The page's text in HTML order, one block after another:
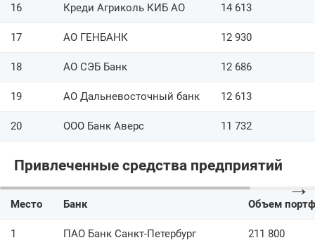
16 Креди Агриколь КИБ АО 14 613
17 АО ГЕНБАНК 12 930
18 АО СЭБ Банк 12 686
19 АО Дальневосточный банк 12 613
20 ООО Банк Аверс 11 732
Привлеченные средства предприятий
→
Место Банк Объем
1 ПАО Банк Санкт-Петербург 211 800